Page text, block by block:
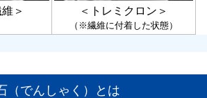
＞ ＜トレミクロン＞
（※繊維に付着した状態）
（でんしゃく）とは